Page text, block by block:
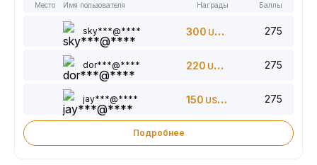
Место Имя пользователя Награды Баллы
sky***@**** 300 USDT 275
dor***@**** 220 USDT 275
jay***@**** 150 USDT 275
Подробнее